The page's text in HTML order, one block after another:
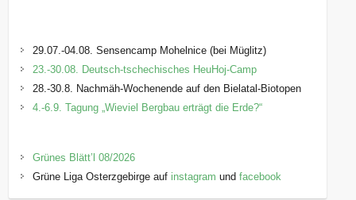
29.07.-04.08. Sensencamp Mohelnice (bei Müglitz)
23.-30.08. Deutsch-tschechisches HeuHoj-Camp
28.-30.8. Nachmäh-Wochenende auf den Bielatal-Biotopen
4.-6.9. Tagung „Wieviel Bergbau erträgt die Erde?“
Grünes Blätt’l 08/2026
Grüne Liga Osterzgebirge auf instagram undfacebook